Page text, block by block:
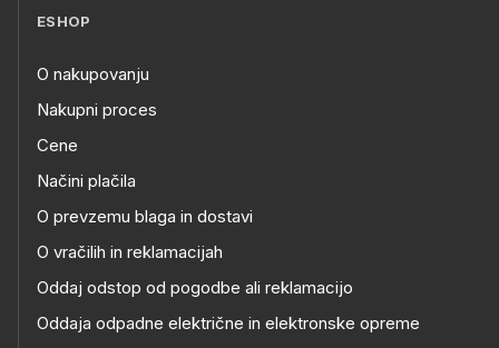
ESHOP
O nakupovanju
Nakupni proces
Cene
Načini plačila
O prevzemu blaga in dostavi
O vračilih in reklamacijah
Oddaj odstop od pogodbe ali reklamacijo
Oddaja odpadne električne in elektronske opreme